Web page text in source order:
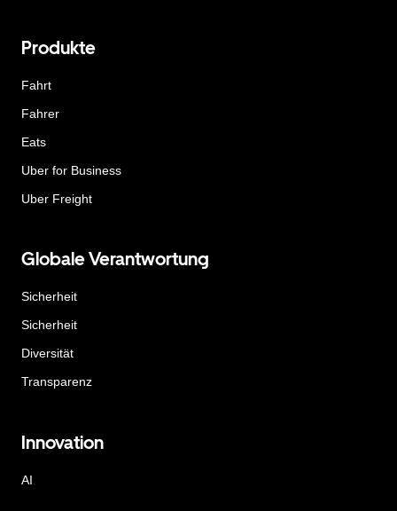
Produkte
Fahrt
Fahrer
Eats
Uber for Business
Uber Freight
Globale Verantwortung
Sicherheit
Sicherheit
Diversität
Transparenz
Innovation
AI